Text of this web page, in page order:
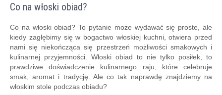
Co na włoski obiad?
Co na włoski obiad? To pytanie może wydawać się proste, ale
kiedy zagłębimy się w bogactwo włoskiej kuchni, otwiera przed
nami się niekończąca się przestrzeń możliwości smakowych i
kulinarnej przyjemności. Włoski obiad to nie tylko posiłek, to
prawdziwe doświadczenie kulinarnego raju, które celebruje
smak, aromat i tradycję. Ale co tak naprawdę znajdziemy na
włoskim stole podczas obiadu?